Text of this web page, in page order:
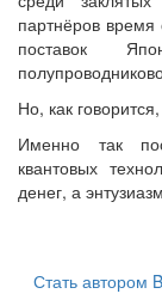
партнёров время
поставок
Но, как
Именно так
квантовых
денег, а
Стать автором